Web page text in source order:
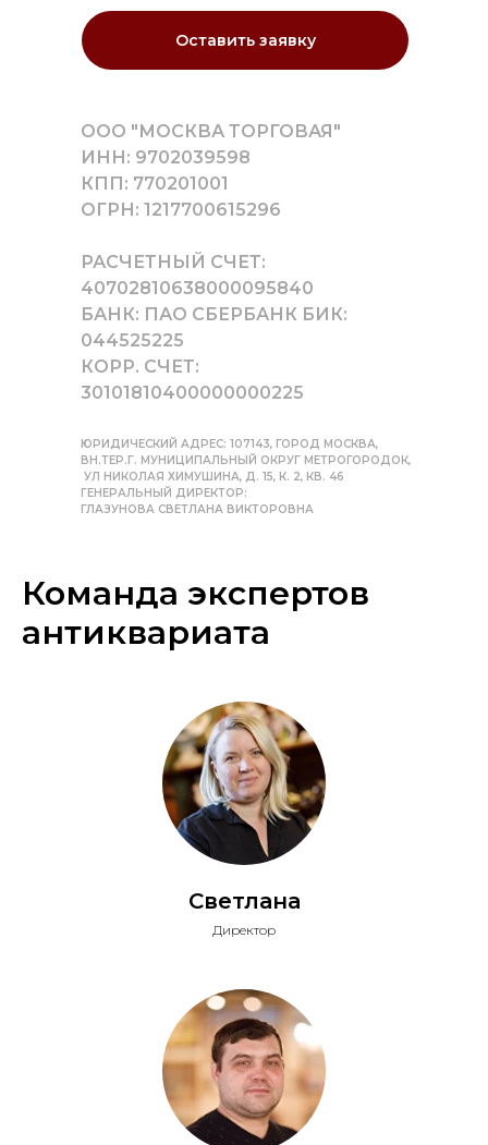
Оставить заявку
ООО "МОСКВА ТОРГОВАЯ"
ИНН: 9702039598
КПП: 770201001
ОГРН: 1217700615296
РАСЧЕТНЫЙ СЧЕТ:
40702810638000095840
БАНК: ПАО СБЕРБАНК БИК:
044525225
КОРР. СЧЕТ:
30101810400000000225
ЮРИДИЧЕСКИЙ АДРЕС: 107143, ГОРОД МОСКВА,
ВН.ТЕР.Г. МУНИЦИПАЛЬНЫЙ ОКРУГ МЕТРОГОРОДОК,
УЛ НИКОЛАЯ ХИМУШИНА, Д. 15, К. 2, КВ. 46
ГЕНЕРАЛЬНЫЙ ДИРЕКТОР:
ГЛАЗУНОВА СВЕТЛАНА ВИКТОРОВНА
Команда экспертов
антиквариата
Светлана
Директор